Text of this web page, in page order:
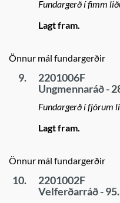
Fundargerð í fimm
Lagt fram.
Önnur mál fundargerðir
9.
2201006F
Ungmennaráð -
Fundargerð í fjórum
Lagt fram.
Önnur mál fundargerðir
10.
2201002F
Velferðarráð -